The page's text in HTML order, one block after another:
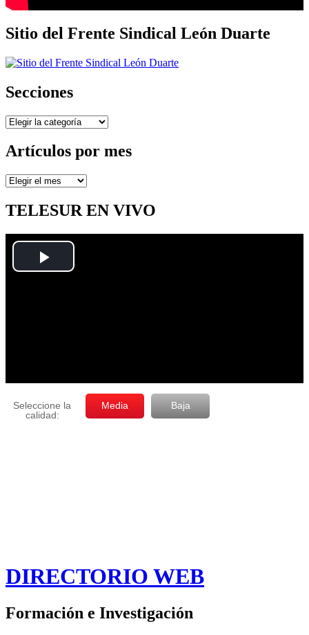
Sitio del Frente Sindical León Duarte
Secciones
Secciones
Artículos por mes
Artículos
mes
TELESUR EN VIVO
DIRECTORIO WEB
Formación e Investigación